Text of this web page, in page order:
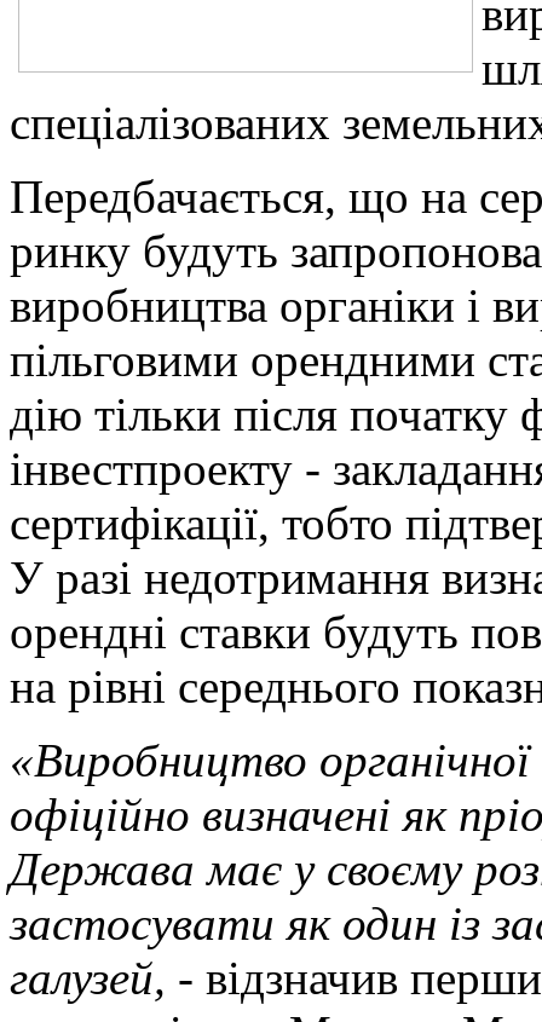
спеціалізованих
Передбачається, що на
ринку будуть
виробництва органіки і
пільговими орендними
дію тільки після початку
інвестпроекту -
сертифікації, тобто
У разі недотримання
орендні ставки будуть
на рівні середнього
«Виробництво
офіційно визначені як
Держава має у своєму
застосувати як один із
галузей, - відзначив